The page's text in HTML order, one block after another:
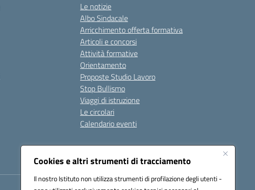
Cookies e altri strumenti di tracciamento
Il nostro Istituto non utilizza strumenti di profilazione degli utenti -
Le notizie
Albo Sindacale
Arricchimento offerta formativa
Articoli e concorsi
Attività formative
Orientamento
Proposte Studio Lavoro
Stop Bullismo
Viaggi di istruzione
Le circolari
Calendario eventi
Seguici su: